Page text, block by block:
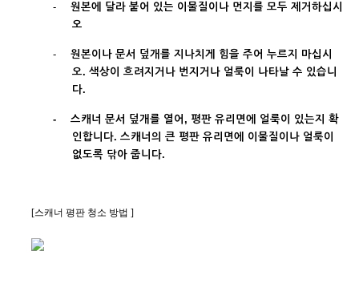
-
원본에 달라 붙어 있는 이물질이나 먼지를 모두 제거하십시
오
-
원본이나 문서 덮개를 지나치게 힘을 주어 누르지 마십시
오. 색상이 흐려지거나 번지거나 얼룩이 나타날 수 있습니
다.
- 스캐너 문서 덮개를 열어 , 평판 유리면에 얼룩이 있는지 확
인합니다. 스캐너의 큰 평판 유리면에 이물질이나 얼룩이
없도록 닦아 줍니다.
[스캐너 평판 청소 방법 ]